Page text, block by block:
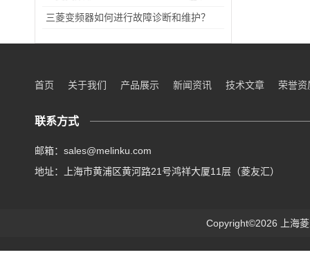
三菱变频器如何进行故障诊断和维护？
首页 关于我们 产品展示 新闻资讯 技术文章 荣誉资
联系方式
邮箱：sales@melinku.com
地址：上海市黄浦区黄河路21号鸿祥大厦11层（菱友汇）
Copyright©2026 上海